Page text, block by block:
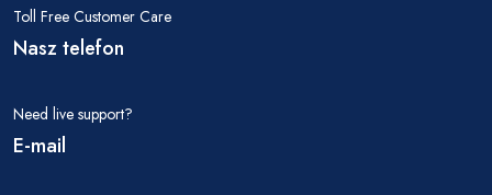
Toll Free Customer Care
Nasz telefon
Need live support?
E-mail